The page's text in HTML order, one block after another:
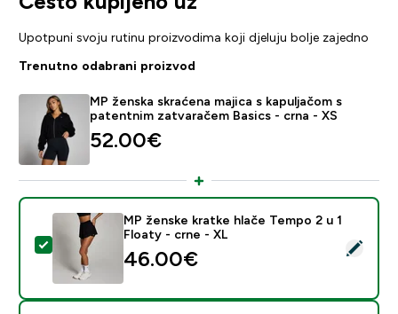
Upotpuni svoju rutinu proizvodima koji djeluju bolje zajedno
Trenutno odabrani proizvod
MP ženska skraćena majica s kapuljačom s
patentnim zatvaračem Basics - crna - XS
52.00€‎
Odaberi ovaj proizvod - MP ženske kratke hlače
MP ženske kratke hlače Tempo 2 u 1
Floaty - crne - XL
46.00€‎